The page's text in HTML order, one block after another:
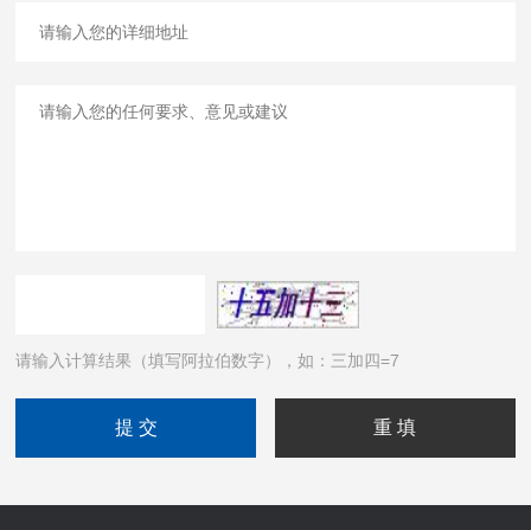
请输入计算结果（填写阿拉伯数字），如：三加四=7